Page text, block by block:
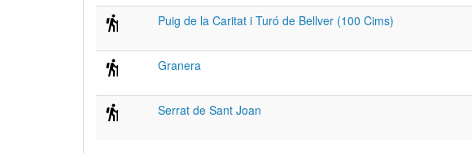
Puig de la Caritat i Turó de Bellver (100 Cims)
Granera
Serrat de Sant Joan